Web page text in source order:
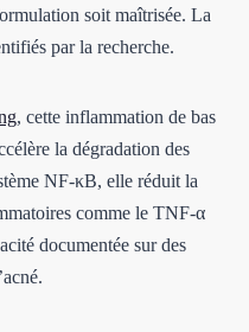
soit maîtrisée. La
par la recherche.
, cette inflammation de bas
la dégradation des
NF-κB, elle réduit la
comme le TNF-α
documentée sur des